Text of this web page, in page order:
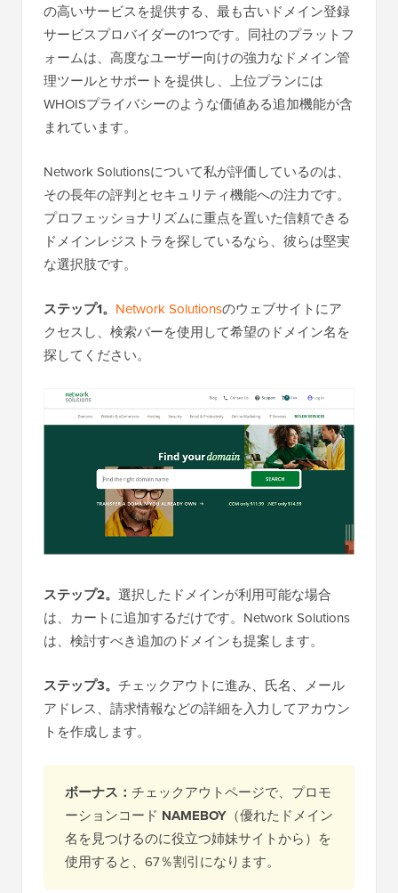
の高いサービスを提供する、最も古いドメイン登録
サービスプロバイダーの1つです。同社のプラットフ
ォームは、高度なユーザー向けの強力なドメイン管
理ツールとサポートを提供し、上位プランには
WHOISプライバシーのような価値ある追加機能が含
まれています。
Network Solutionsについて私が評価しているのは、
その長年の評判とセキュリティ機能への注力です。
プロフェッショナリズムに重点を置いた信頼できる
ドメインレジストラを探しているなら、彼らは堅実
な選択肢です。
ステップ1。 Network Solutionsのウェブサイトにア
クセスし、検索バーを使用して希望のドメイン名を
探してください。
ステップ2。 選択したドメインが利用可能な場合
は、カートに追加するだけです。Network Solutions
は、検討すべき追加のドメインも提案します。
ステップ3。 チェックアウトに進み、氏名、メール
アドレス、請求情報などの詳細を入力してアカウン
トを作成します。
ボーナス： チェックアウトページで、プロモ
ーションコード NAMEBOY （優れたドメイン
名を見つけるのに役立つ姉妹サイトから）を
使用すると、67％割引になります。